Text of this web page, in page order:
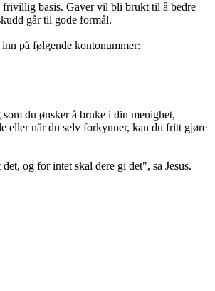
frivillig basis. Gaver vil bli brukt til å bedre
går til gode formål.
på følgende kontonummer:
du ønsker å bruke i din menighet,
eller når du selv forkynner, kan du fritt gjøre
og for intet skal dere gi det", sa Jesus.